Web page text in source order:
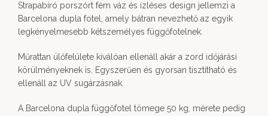
Strapabíró porszórt fém váz és ízléses design jellemzi a
Barcelona dupla fotel, amely bátran nevezhető az egyik
legkényelmesebb kétszemélyes függőfotelnek.
Műrattan ülőfelülete kiválóan ellenáll akár a zord időjárási
körülményeknek is. Egyszerűen és gyorsan tisztítható és
ellenáll az UV sugárzásnak.
A Barcelona dupla függőfotel tömege 50 kg, mérete pedig